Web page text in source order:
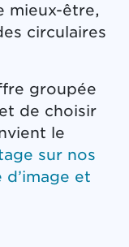
mieux-être,
circulaires
groupée
de choisir
le
sur nos
et